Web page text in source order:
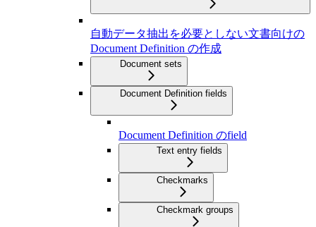
自動データ抽出を必要としない文書向けの
Document Definition の作成
Document sets
Document Definition fields
Document Definition のfield
Text entry fields
Checkmarks
Checkmark groups